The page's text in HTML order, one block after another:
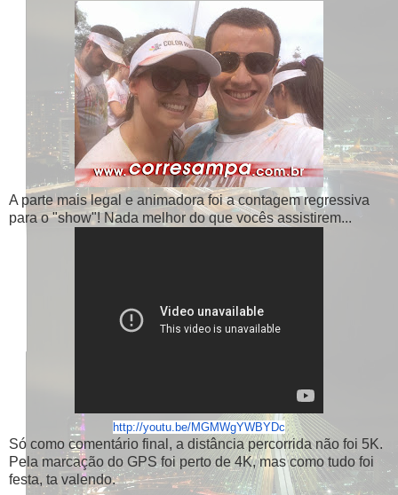
A parte mais legal e animadora foi a contagem regressiva
para o "show"! Nada melhor do que vocês assistirem...
http://youtu.be/MGMWgYWBYDc
Só como comentário final, a distância percorrida não foi 5K.
Pela marcação do GPS foi perto de 4K, mas como tudo foi
festa, ta valendo.